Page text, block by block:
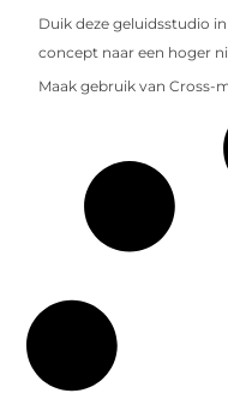
Duik deze geluidsstudio
concept naar een hoger
Maak gebruik van Cross-